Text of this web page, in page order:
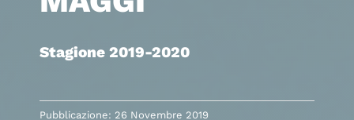
Stagione 2019-2020
Pubblicazione: 26 Novembre 2019